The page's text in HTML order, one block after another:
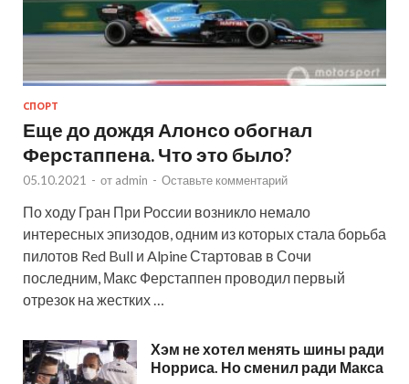
СПОРТ
Еще до дождя Алонсо обогнал
Ферстаппена. Что это было?
05.10.2021 - от admin - Оставьте комментарий
По ходу Гран При России возникло немало
интересных эпизодов, одним из которых стала борьба
пилотов Red Bull и Alpine Стартовав в Сочи
последним, Макс Ферстаппен проводил первый
отрезок на жестких …
Хэм не хотел менять шины ради
Норриса. Но сменил ради Макса